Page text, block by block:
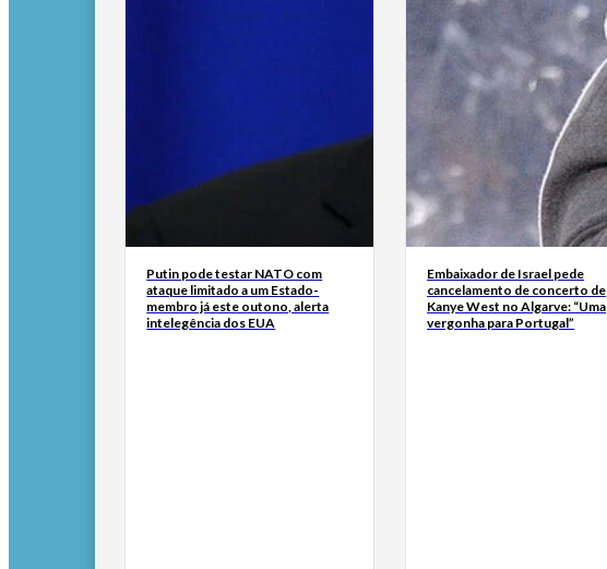
Putin pode testar NATO com
ataque limitado a um Estado-
membro já este outono, alerta
intelegência dos EUA
Embaixador de Israel pede
cancelamento de concerto de
Kanye West no Algarve: “Uma
vergonha para Portugal”